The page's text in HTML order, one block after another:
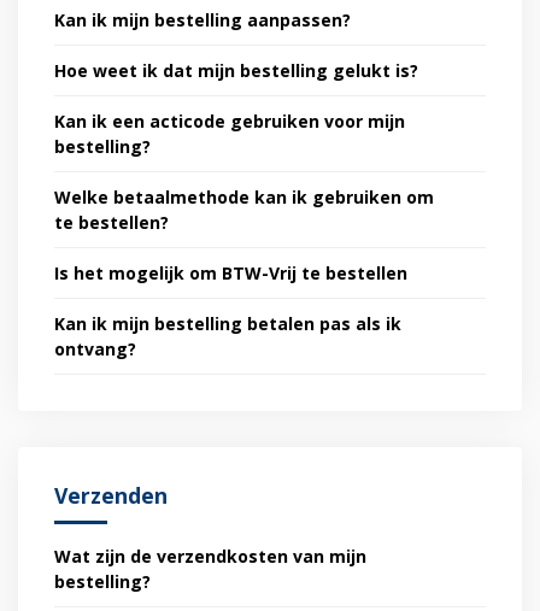
Kan ik mijn bestelling aanpassen?
Hoe weet ik dat mijn bestelling gelukt is?
Kan ik een acticode gebruiken voor mijn
bestelling?
Welke betaalmethode kan ik gebruiken om
te bestellen?
Is het mogelijk om BTW-Vrij te bestellen
Kan ik mijn bestelling betalen pas als ik
ontvang?
Verzenden
Wat zijn de verzendkosten van mijn
bestelling?